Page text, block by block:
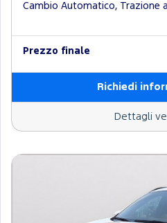
Cambio Automatico, Trazione
Prezzo finale
Richiedi
Dettagli